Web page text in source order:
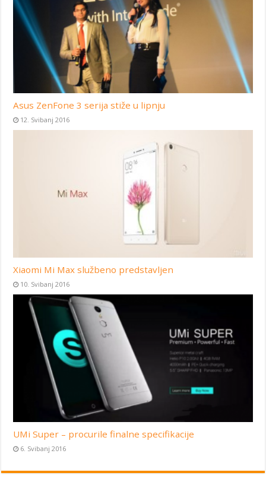
Asus ZenFone 3 serija stiže u lipnju
12. Svibanj 2016
Xiaomi Mi Max službeno predstavljen
10. Svibanj 2016
UMi Super – procurile finalne specifikacije
6. Svibanj 2016